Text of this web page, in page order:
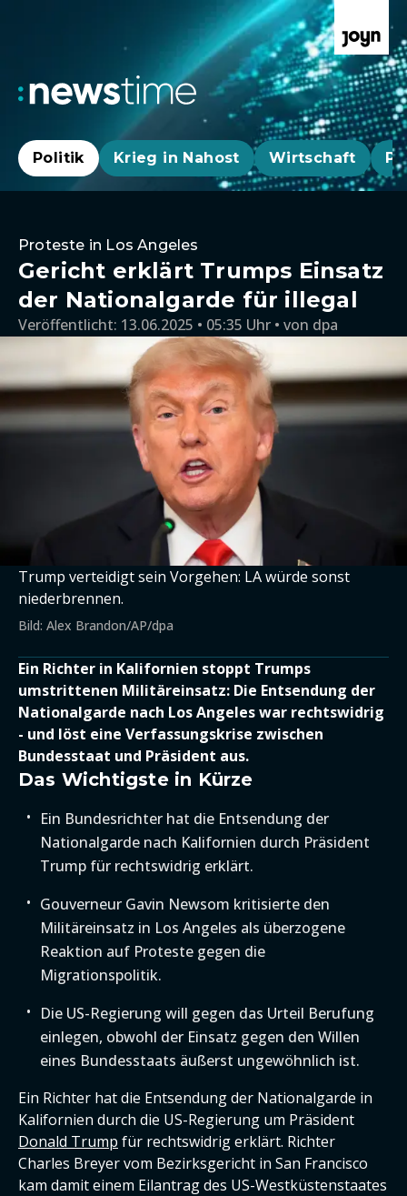
Politik Krieg in Nahost Wirtschaft
Proteste in Los Angeles
Gericht erklärt Trumps Einsatz
der Nationalgarde für illegal
Veröffentlicht: 13.06.2025 • 05:35 Uhr von dpa
Trump verteidigt sein Vorgehen: LA würde sonst
niederbrennen.
Bild: Alex Brandon/AP/dpa
Ein Richter in Kalifornien stoppt Trumps
umstrittenen Militäreinsatz: Die Entsendung der
Nationalgarde nach Los Angeles war rechtswidrig
- und löst eine Verfassungskrise zwischen
Bundesstaat und Präsident aus.
Das Wichtigste in Kürze
Ein Bundesrichter hat die Entsendung der
Nationalgarde nach Kalifornien durch Präsident
Trump für rechtswidrig erklärt.
Gouverneur Gavin Newsom kritisierte den
Militäreinsatz in Los Angeles als überzogene
Reaktion auf Proteste gegen die
Migrationspolitik.
Die US-Regierung will gegen das Urteil Berufung
einlegen, obwohl der Einsatz gegen den Willen
eines Bundesstaats äußerst ungewöhnlich ist.
Ein Richter hat die Entsendung der Nationalgarde in
Kalifornien durch die US-Regierung um Präsident
Donald Trump für rechtswidrig erklärt. Richter
Charles Breyer vom Bezirksgericht in San Francisco
kam damit einem Eilantrag des US-Westküstenstaates